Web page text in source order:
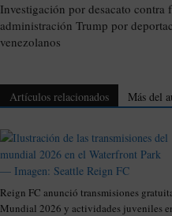
Investigación por desacato contra
administración Trump por
venezolanos
Artículos relacionados Más del
Reign FC anunció transmisiones
Mundial 2026 y actividades juveniles